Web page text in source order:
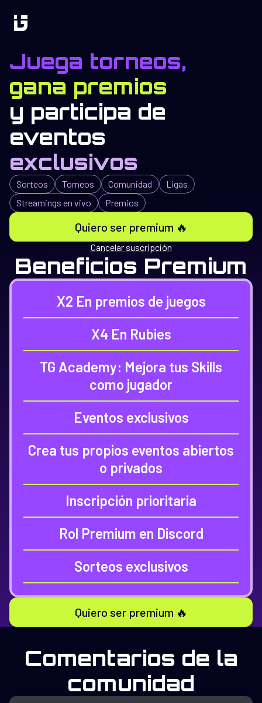
Juega torneos,
gana premios
y participa de
eventos
exclusivos
Sorteos Torneos Comunidad
Ligas
Streamings en vivo
Premios
Quiero ser premium 🔥
Cancelar suscripción
Beneficios Premium
X2 En premios de juegos
X4 En Rubies
TG Academy: Mejora tus Skills
como jugador
Eventos exclusivos
Crea tus propios eventos abiertos
o privados
Inscripción prioritaria
Rol Premium en Discord
Sorteos exclusivos
Quiero ser premium 🔥
Comentarios de la
comunidad